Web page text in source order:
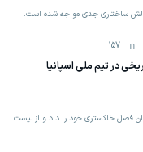
چالش ساختاری جدی مواجه شده است.
157
در تیم ملی اسپانیا
فصل خاکستری خود را داد و از لیست